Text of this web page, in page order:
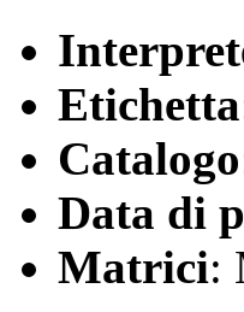
Etichetta
Catalogo
Data di
Matrici: